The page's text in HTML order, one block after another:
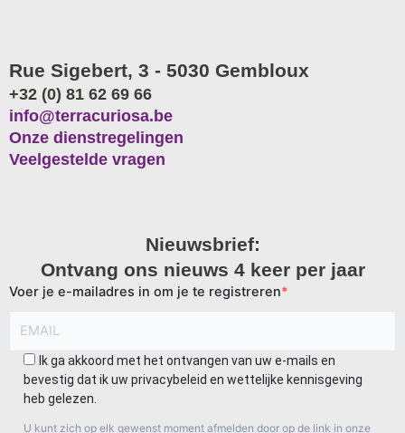
Rue Sigebert, 3 - 5030 Gembloux
+32 (0) 81 62 69 66
info@terracuriosa.be
Onze dienstregelingen
Veelgestelde vragen
Nieuwsbrief:
Ontvang ons nieuws 4 keer per jaar
Voer je e-mailadres in om je te registreren
Ik ga akkoord met het ontvangen van uw e-mails en
bevestig dat ik uw privacybeleid en wettelijke kennisgeving
heb gelezen.
U kunt zich op elk gewenst moment afmelden door op de link in onze